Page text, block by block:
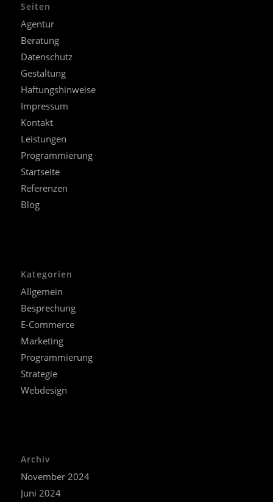
Seiten
Agentur
Beratung
Datenschutz
Gestaltung
Haftungshinweise
Impressum
Kontakt
Leistungen
Programmierung
Startseite
Referenzen
Blog
Kategorien
Allgemein
Besprechung
E-Commerce
Marketing
Programmierung
Strategie
Webdesign
Archiv
November 2024
Juni 2024